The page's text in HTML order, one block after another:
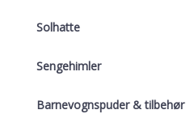
Solhatte
Sengehimler
Barnevognspuder & tilbehør